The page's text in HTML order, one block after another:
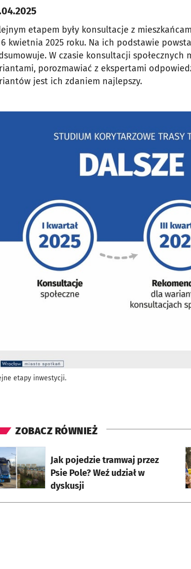
etapem były konsultacje z
kwietnia 2025 roku. Na ich podstawie
W czasie konsultacji społecznych
porozmawiać z ekspertami
jest ich zdaniem najlepszy.
etapy inwestycji.
ZOBACZ RÓWNIEŻ
Jak pojedzie tramwaj przez
Psie Pole? Weź udział w
dyskusji
się w nowej karcie